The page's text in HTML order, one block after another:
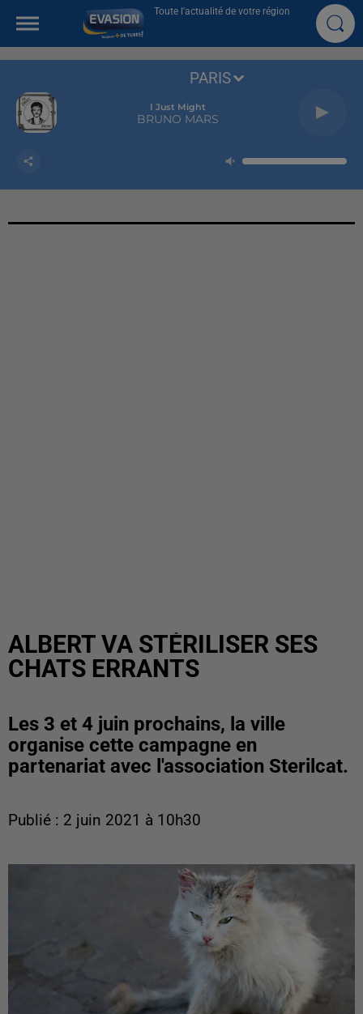
Toute l'actualité de votre région
I Just Might
BRUNO MARS
PARIS
ALBERT VA STÉRILISER SES
CHATS ERRANTS
Les 3 et 4 juin prochains, la ville
organise cette campagne en
partenariat avec l'association Sterilcat.
Publié : 2 juin 2021 à 10h30